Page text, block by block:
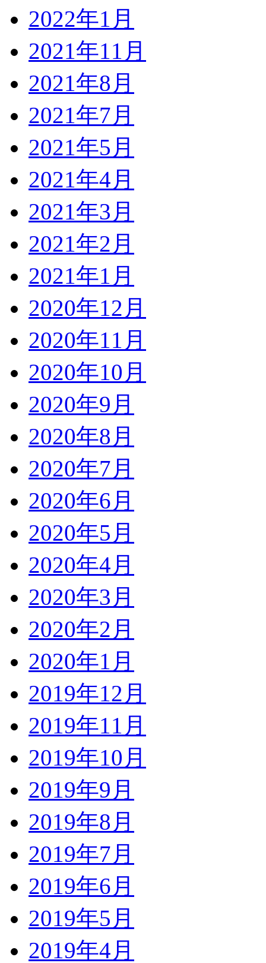
2022年1月
2021年11月
2021年8月
2021年7月
2021年5月
2021年4月
2021年3月
2021年2月
2021年1月
2020年12月
2020年11月
2020年10月
2020年9月
2020年8月
2020年7月
2020年6月
2020年5月
2020年4月
2020年3月
2020年2月
2020年1月
2019年12月
2019年11月
2019年10月
2019年9月
2019年8月
2019年7月
2019年6月
2019年5月
2019年4月